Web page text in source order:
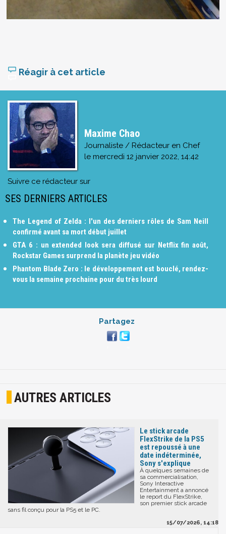
Réagir à cet article
Maxime Chao
Journaliste / Rédacteur en Chef
le mercredi 12 janvier 2022, 14:42
Suivre ce rédacteur sur
SES DERNIERS ARTICLES
The Legend of Zelda : l'un des derniers rôles de Sam Neill
confirmé avant sa mort début juillet
GTA 6 : un extended look sera diffusé sur Netflix fin août,
Rockstar Games surprend la planète jeu vidéo
Phantom Blade Zero : le développement est bouclé, rendez-
vous la semaine prochaine pour du très lourd
Partagez
AUTRES ARTICLES
Le stick arcade
FlexStrike de la PS5
est repoussé à une
date indéterminée,
Sony s'explique
À quelques semaines de
sa commercialisation,
Sony Interactive
Entertainment a annoncé
le report du FlexStrike,
son premier stick arcade
sans fil conçu pour la PS5 et le PC.
15/07/2026, 14:18